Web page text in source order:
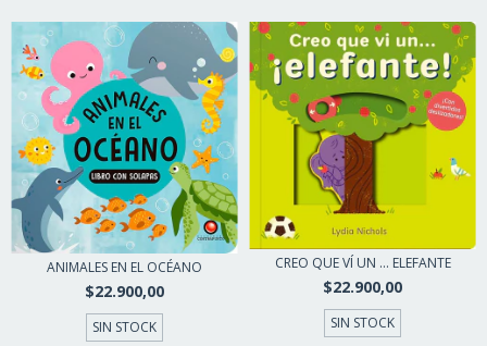
ANIMALES EN EL OCÉANO
$22.900,00
SIN STOCK
CREO QUE VÍ UN ... ELEFANTE
$22.900,00
SIN STOCK